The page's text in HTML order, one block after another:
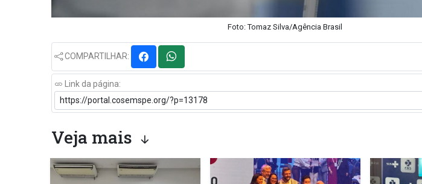
Foto: Tomaz Silva/Agência Brasil
COMPARTILHAR:
Link da página:
Veja mais